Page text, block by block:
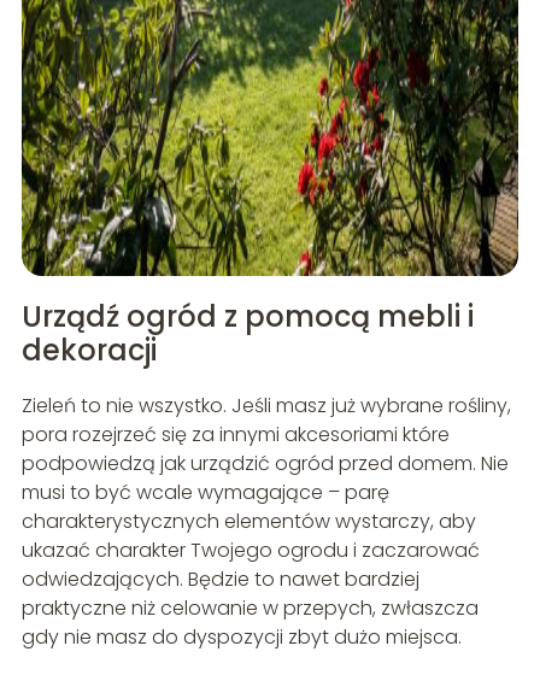
Urządź ogród z pomocą mebli i
dekoracji
Zieleń to nie wszystko. Jeśli masz już wybrane rośliny,
pora rozejrzeć się za innymi akcesoriami które
podpowiedzą jak urządzić ogród przed domem. Nie
musi to być wcale wymagające – parę
charakterystycznych elementów wystarczy, aby
ukazać charakter Twojego ogrodu i zaczarować
odwiedzających. Będzie to nawet bardziej
praktyczne niż celowanie w przepych, zwłaszcza
gdy nie masz do dyspozycji zbyt dużo miejsca.